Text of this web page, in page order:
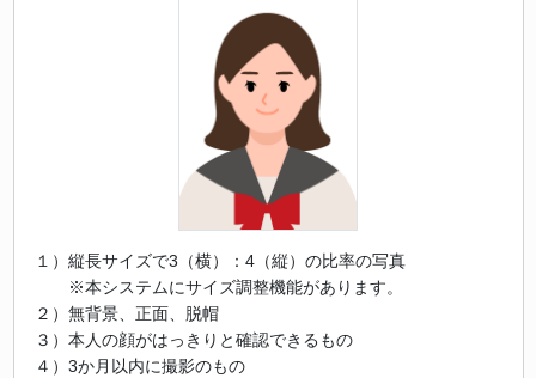
１）縦長サイズで3（横）：4（縦）の比率の写真
※本システムにサイズ調整機能があります。
２）無背景、正面、脱帽
３）本人の顔がはっきりと確認できるもの
４）3か月以内に撮影のもの